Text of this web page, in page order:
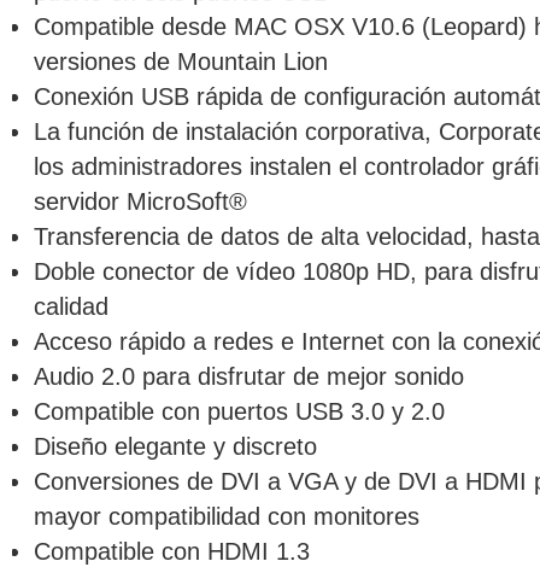
Compatible desde MAC OSX V10.6 (Leopard)
versiones de Mountain Lion
Conexión USB rápida de configuración
La función de instalación corporativa,
los administradores instalen el controlador
servidor MicroSoft®
Transferencia de datos de alta velocidad,
Doble conector de vídeo 1080p HD, para
calidad
Acceso rápido a redes e Internet con la
Audio 2.0 para disfrutar de mejor sonido
Compatible con puertos USB 3.0 y 2.0
Diseño elegante y discreto
Conversiones de DVI a VGA y de DVI a HDMI
mayor compatibilidad con monitores
Compatible con HDMI 1.3